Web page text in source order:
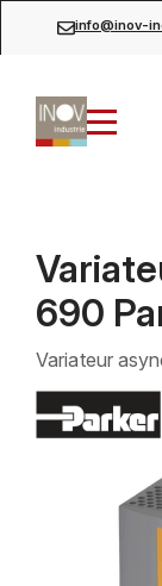
info@inov-
690
Variateur